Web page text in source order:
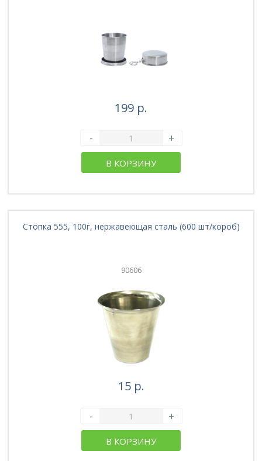
199 р.
- +
В КОРЗИНУ
Стопка 555, 100г, нержавеющая сталь (600 шт/короб)
90606
15 р.
- +
В КОРЗИНУ